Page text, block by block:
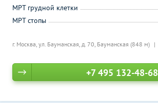
г. Москва, ул. Бауманская, д. 70, Бауманская (848 м)
МРТ грудной клетки
МРТ стопы
+7 495 132-48-68